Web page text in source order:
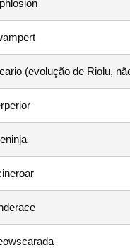
(evolução de Riolu,